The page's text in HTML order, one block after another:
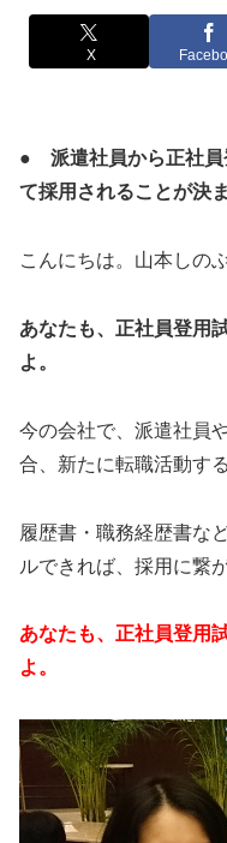
X
● 派遣社員から正社員
て採用されることが決
こんにちは。山本しの
あなたも、正社員登用
よ。
今の会社で、派遣社員
合、新たに転職活動す
履歴書・職務経歴書な
ルできれば、採用に繋
あなたも、正社員登用
よ。